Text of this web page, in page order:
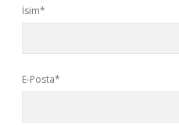
İsim*
E-Posta*